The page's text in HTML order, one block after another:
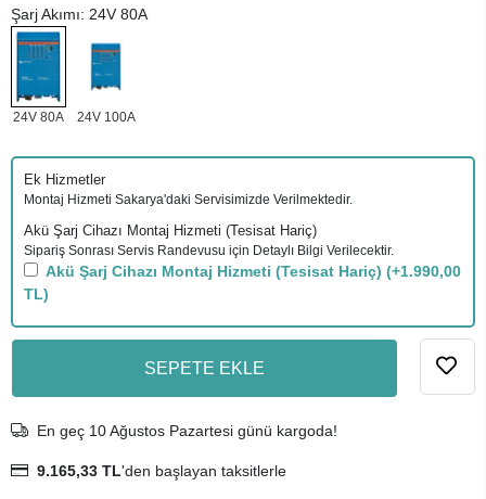
Şarj Akımı: 24V 80A
24V 80A 24V 100A
Ek Hizmetler
Montaj Hizmeti Sakarya'daki Servisimizde Verilmektedir.
Akü Şarj Cihazı Montaj Hizmeti (Tesisat Hariç)
Sipariş Sonrası Servis Randevusu için Detaylı Bilgi Verilecektir.
Akü Şarj Cihazı Montaj Hizmeti (Tesisat Hariç) (+1.990,00
TL)
SEPETE EKLE
En geç 10 Ağustos Pazartesi günü kargoda!
9.165,33 TL'den başlayan taksitlerle